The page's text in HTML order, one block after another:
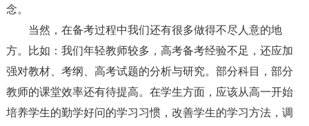
念。
当然，在备考过程中我们还有很多做得不尽人意的地
方。比如：我们年轻教师较多，高考备考经验不足，还应加
强对教材、考纲、高考试题的分析与研究。部分科目，部分
教师的课堂效率还有待提高。在学生方面，应该从高一开始
培养学生的勤学好问的学习习惯，改善学生的学习方法，调